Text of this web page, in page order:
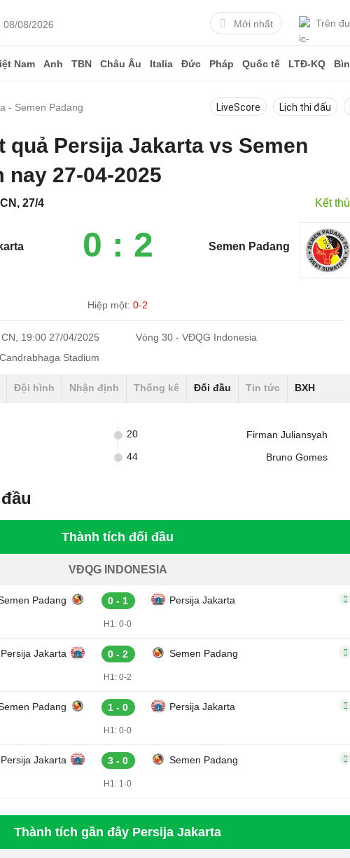
08/08/2026 Mới nhất Trên
Nam Anh TBN Châu Âu Italia Đức Pháp Quốc tế LTĐ-KQ
- Semen Padang LiveScore Lịch thi đấu
quả Persija Jakarta vs Semen
nay 27-04-2025
27/4 Kết
0 : 2 Semen Padang
Hiệp một:0-2
CN, 19:00 27/04/2025
Vòng 30 - VĐQG Indonesia
Stadium
Đội hình Nhận định Thống kê Đối đầu Tin tức BXH
Firman Juliansyah
20
Bruno Gomes
44
Thành tích đối đầu
VĐQG INDONESIA
Padang 0 - 1 Persija Jakarta
H1: 0-0
Persija Jakarta 0 - 2 Semen Padang
H1: 0-2
Padang 1 - 0 Persija Jakarta
H1: 0-0
Persija Jakarta 3 - 0 Semen Padang
H1: 1-0
Thành tích gần đây Persija Jakarta